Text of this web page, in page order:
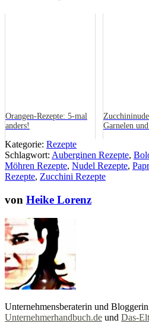
Orangen-Rezepte: 5-mal
anders!
Garnelen
Kategorie: Rezepte
Schlagwort: Auberginen Rezepte,
Möhren Rezepte, Nudel Rezepte,
Rezepte, Zucchini Rezepte
von Heike Lorenz
Unternehmensberaterin und
Unternehmerhandbuch.de und Das-